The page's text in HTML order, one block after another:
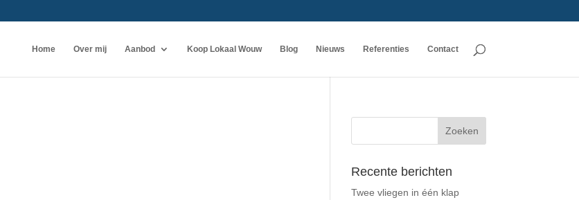
Home Over mij Aanbod Koop Lokaal Wouw Blog Nieuws Referenties Contact
Recente berichten
Twee vliegen in één klap